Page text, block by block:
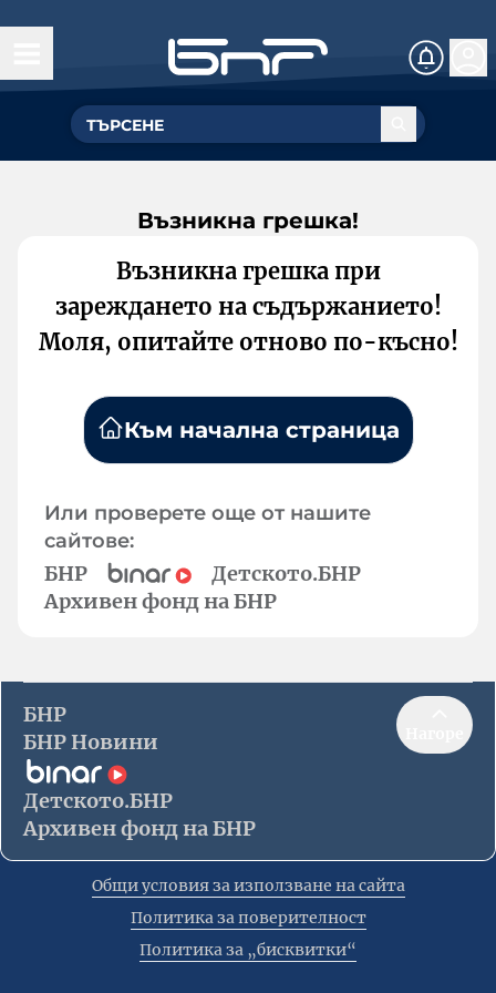
Възникна грешка!
Възникна грешка при
зареждането на съдържанието!
Моля, опитайте отново по-късно!
Към начална страница
Или проверете още от нашите
сайтове:
БНР
Детското.БНР
Архивен фонд на БНР
БНР
БНР Новини
Детското.БНР
Архивен фонд на БНР
Общи условия за използване на сайта
Политика за поверителност
Политика за „бисквитки“